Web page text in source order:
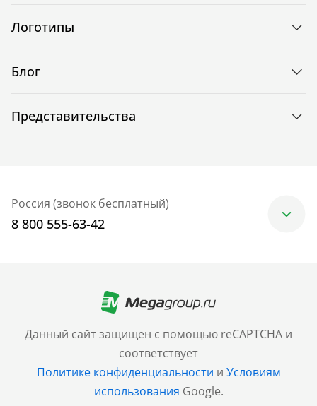
Данный сайт защищен с помощью reCAPTCHA и
соответствует
Политике конфиденциальности и Условиям
использования Google.
Логотипы
Блог
Представительства
Россия (звонок бесплатный)
8 800 555-63-42
+7 (499) 705-30-10
Санкт-Петербург
+7 (812) 600-77-33
Барнаул
+7 (961) 999-93-93